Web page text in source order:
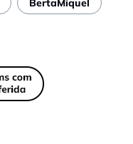
BertaMiquel